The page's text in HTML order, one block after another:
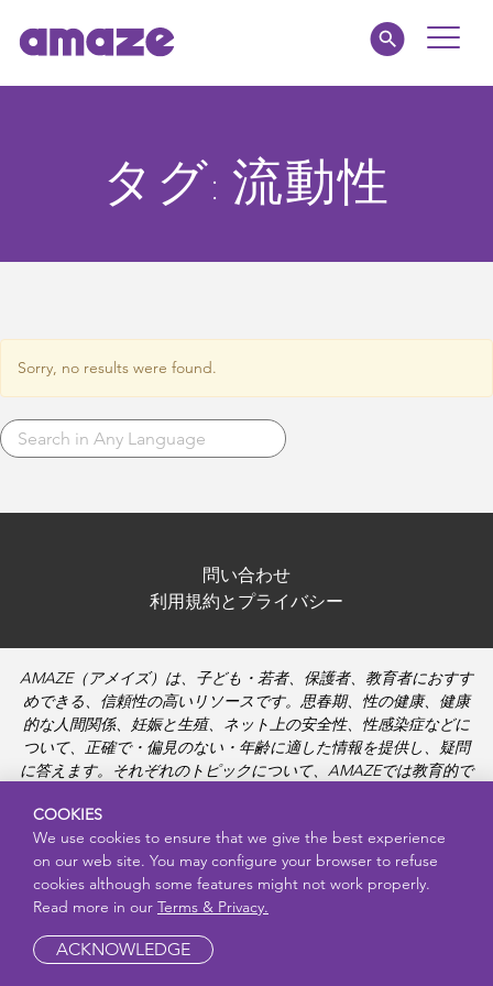
Toggle
私たちについてタグ: 流動性
Sorry, no results were found.
問い合わせ
利用規約とプライバシー
AMAZE（アメイズ）は、子ども・若者、保護者、教育者におすす
めできる、信頼性の高いリソースです。思春期、性の健康、健康
的な人間関係、妊娠と生殖、ネット上の安全性、性感染症などに
ついて、正確で・偏見のない・年齢に適した情報を提供し、疑問
に答えます。それぞれのトピックについて、AMAZEでは教育的で
COOKIES
We use cookies to ensure that we give the best experience
on our web site. You may configure your browser to refuse
cookies although some features might not work properly.
Read more in our Terms & Privacy.
ACKNOWLEDGE